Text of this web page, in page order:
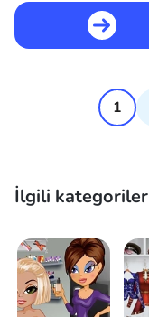
1
İlgili kategoriler